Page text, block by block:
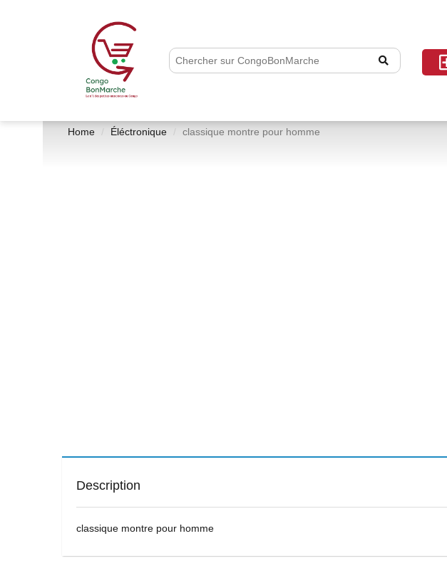
Home Éléctronique classique montre pour homme
Description
classique montre pour homme